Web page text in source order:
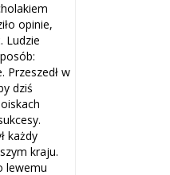
opinie,
Ludzie
Przeszedł w
dziś
każdy
kraju.
lewemu